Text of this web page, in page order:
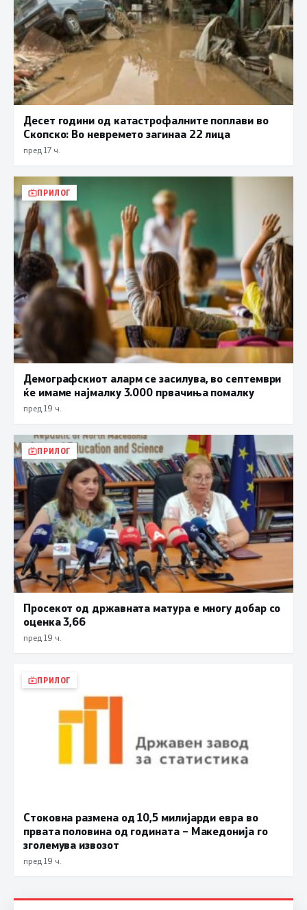
Десет години од катастрофалните поплави во
Скопско: Во невремето загинаа 22 лица
пред 17 ч.
ПРИЛОГ
Демографскиот аларм се засилува, во септември
ќе имаме најмалку 3.000 првачиња помалку
пред 19 ч.
ПРИЛОГ
Просекот од државната матура е многу добар со
оценка 3,66
пред 19 ч.
ПРИЛОГ
Стоковна размена од 10,5 милијарди евра во
првата половина од годината – Македонија го
зголемува извозот
пред 19 ч.